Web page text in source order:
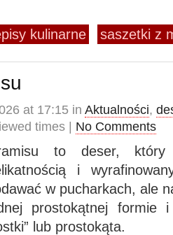
kulinarne saszetki z
at 17:15 in Aktualności,
times | No Comments
to deser,
i
w pucharkach, ale
prostokątnej formie
lub prostokąta.